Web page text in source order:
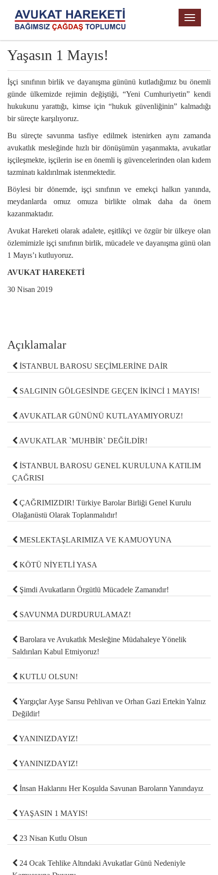
Yaşasın 1 Mayıs!
İşçi sınıfının birlik ve dayanışma gününü kutladığımız bu önemli
günde ülkemizde rejimin değiştiği, “Yeni Cumhuriyetin” kendi
hukukunu yarattığı, kimse için “hukuk güvenliğinin” kalmadığı
bir süreçte karşılıyoruz.
Bu süreçte savunma tasfiye edilmek istenirken aynı zamanda
avukatlık mesleğinde hızlı bir dönüşümün yaşanmakta, avukatlar
işçileşmekte, işçilerin ise en önemli iş güvencelerinden olan kıdem
tazminatı kaldırılmak istenmektedir.
Böylesi bir dönemde, işçi sınıfının ve emekçi halkın yanında,
meydanlarda omuz omuza birlikte olmak daha da önem
kazanmaktadır.
Avukat Hareketi olarak adalete, eşitlikçi ve özgür bir ülkeye olan
özlemimizle işçi sınıfının birlik, mücadele ve dayanışma günü olan
1 Mayıs’ı kutluyoruz.
AVUKAT HAREKETİ
30 Nisan 2019
Açıklamalar
İSTANBUL BAROSU SEÇİMLERİNE DAİR
SALGININ GÖLGESİNDE GEÇEN İKİNCİ 1 MAYIS!
AVUKATLAR GÜNÜNÜ KUTLAYAMIYORUZ!
AVUKATLAR `MUHBİR` DEĞİLDİR!
İSTANBUL BAROSU GENEL KURULUNA KATILIM
ÇAĞRISI
ÇAĞRIMIZDIR! Türkiye Barolar Birliği Genel Kurulu
Olağanüstü Olarak Toplanmalıdır!
MESLEKTAŞLARIMIZA VE KAMUOYUNA
KÖTÜ NİYETLİ YASA
Şimdi Avukatların Örgütlü Mücadele Zamanıdır!
SAVUNMA DURDURULAMAZ!
Barolara ve Avukatlık Mesleğine Müdahaleye Yönelik
Saldırıları Kabul Etmiyoruz!
KUTLU OLSUN!
Yargıçlar Ayşe Sarısu Pehlivan ve Orhan Gazi Ertekin Yalnız
Değildir!
YANINIZDAYIZ!
YANINIZDAYIZ!
İnsan Haklarını Her Koşulda Savunan Baroların Yanındayız
YAŞASIN 1 MAYIS!
23 Nisan Kutlu Olsun
24 Ocak Tehlike Altındaki Avukatlar Günü Nedeniyle